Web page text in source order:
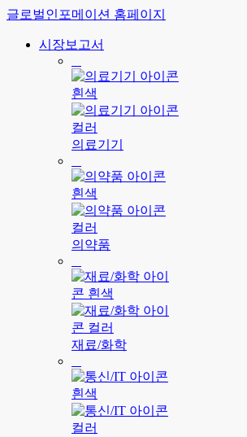
글로벌인포메이션 홈페이지
시장보고서
의료기기
의약품
재료/화학